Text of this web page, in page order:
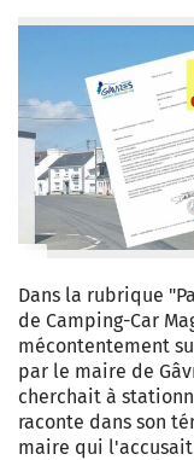
Dans la rubrique
de Camping-Car
mécontentement
par le maire de
cherchait à
raconte dans son
maire qui